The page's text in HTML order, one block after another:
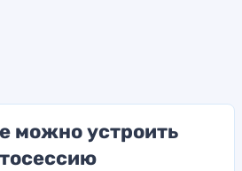
можно устроить